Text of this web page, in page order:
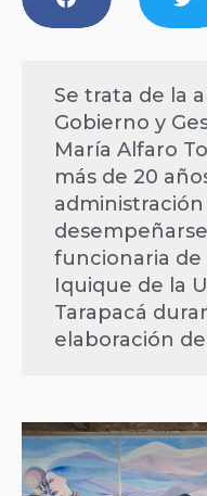
Se trata de la
Gobierno y
María Alfaro
más de 20
funcionaria de
Iquique de la
Tarapacá
elaboración